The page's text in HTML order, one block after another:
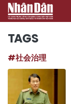
TAGS
#社会治理